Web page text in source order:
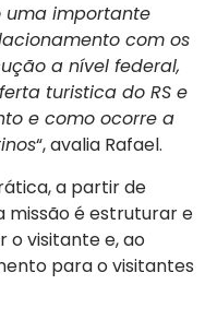
uma importante
com os
a nível federal,
turistica do RS e
e como ocorre a
“, avalia Rafael.
a partir de
missão é estruturar e
o visitante e, ao
para o visitantes